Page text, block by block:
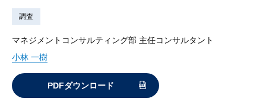
調査
マネジメントコンサルティング部 主任コンサルタント
小林 一樹
PDFダウンロード